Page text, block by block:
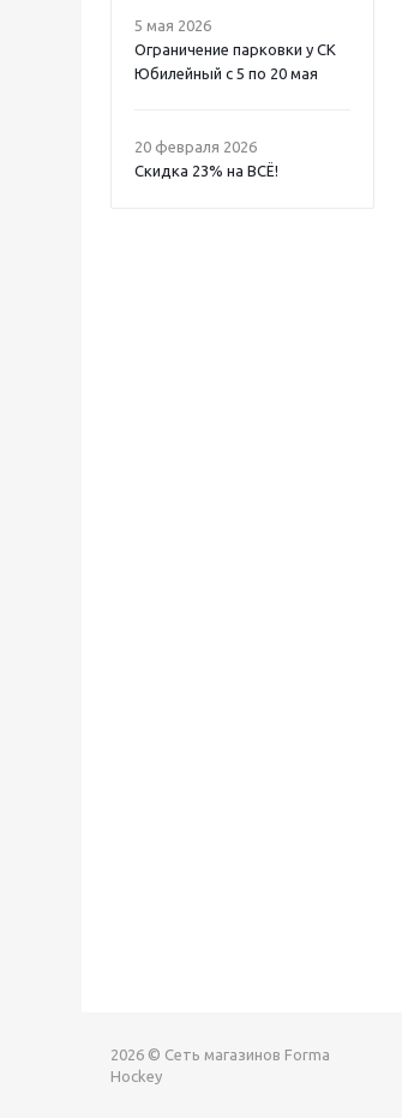
5 мая 2026
Ограничение парковки у СК
Юбилейный с 5 по 20 мая
20 февраля 2026
Скидка 23% на ВСË!
2026 © Сеть магазинов Forma
Hockey